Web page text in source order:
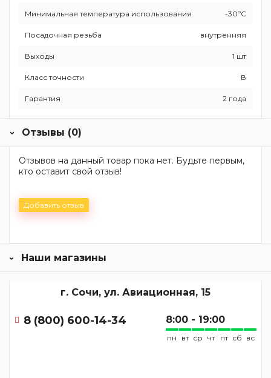
Минимальная температура использования -30ºС
Посадочная резьба внутренняя
Выходы 1 шт
Класс точности В
Гарантия 2 года
Отзывы (0)
Отзывов на данный товар пока нет. Будьте первым,
кто оставит свой отзыв!
Добавить отзыв
Наши магазины
г. Сочи, ул. Авиационная, 15
8 (800) 600-14-34 8:00 - 19:00
пн вт ср чт пт сб вс